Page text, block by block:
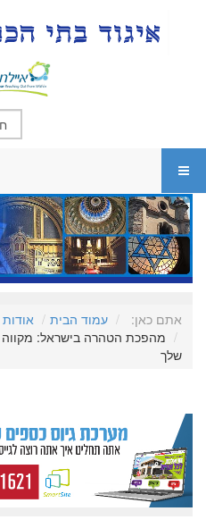
אתם כאן: עמוד הבית אודות
מהפכת הטהרה בישראל:
שלך